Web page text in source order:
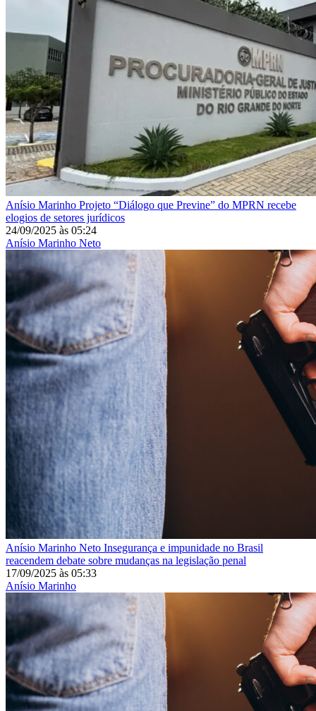
Anísio Marinho Projeto “Diálogo que Previne” do MPRN recebe
elogios de setores jurídicos
24/09/2025 às 05:24
Anísio Marinho Neto
Anísio Marinho Neto Insegurança e impunidade no Brasil
reacendem debate sobre mudanças na legislação penal
17/09/2025 às 05:33
Anísio Marinho